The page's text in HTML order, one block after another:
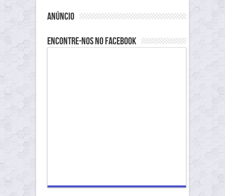
anúncio
Encontre-nos no Facebook